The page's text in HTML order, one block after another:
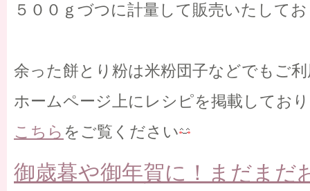
５００ｇづつに計量して販売いたして
余った餅とり粉は米粉団子などでもご
ホームページ上にレシピを掲載してお
こちら をご覧ください
御歳暮や御年賀に！まだまだ